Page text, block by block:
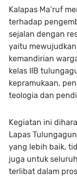
Kalapas Ma’ruf
terhadap
sejalan dengan
yaitu
kemandirian
kelas IIB
kepramukaan,
teologia dan
Kegiatan ini
Lapas
yang lebih baik,
juga untuk
terlibat dalam